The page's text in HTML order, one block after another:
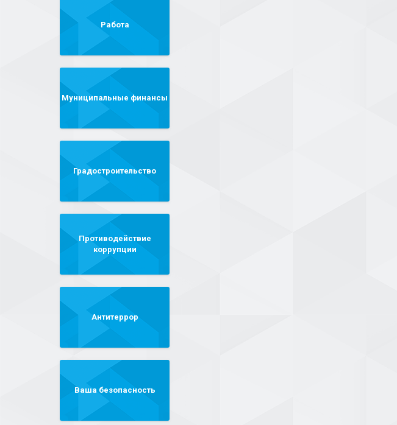
Работа
Муниципальные финансы
Градостроительство
Противодействие
коррупции
Антитеррор
Ваша безопасность